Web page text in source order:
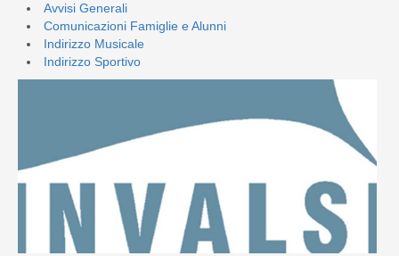
Avvisi Generali
Comunicazioni Famiglie e Alunni
Indirizzo Musicale
Indirizzo Sportivo